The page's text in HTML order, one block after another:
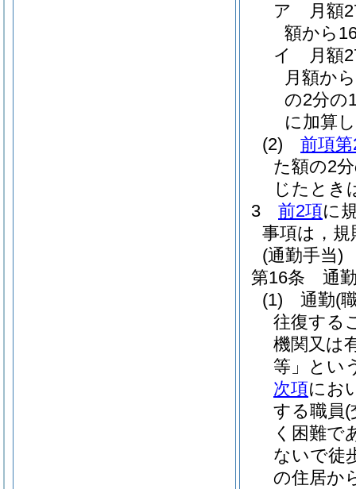
ア
月額
額から
イ
月額
月額か
の2分の
に加算
(2)
前項
た額の2
じたとき
3
前2項に
事項は，
(通勤手当)
第16条
通
(1)
通勤(
往復する
機関又は
等」とい
次項にお
する職員(
く困難で
ないで徒
の住居か